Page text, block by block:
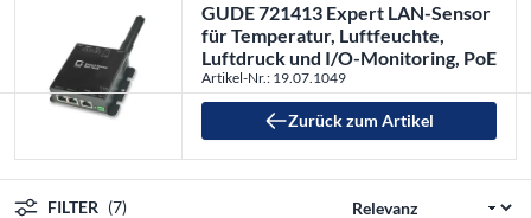
GUDE 721413 Expert LAN-Sensor
für Temperatur, Luftfeuchte,
Luftdruck und I/O-Monitoring, PoE
Artikel-Nr.: 19.07.1049
Zurück zum Artikel
FILTER (7)